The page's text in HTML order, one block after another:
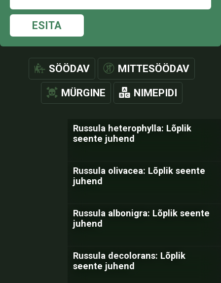
ESITA
SÖÖDAV MITTESÖÖDAV
MÜRGINE NIMEPIDI
Russula heterophylla: Lõplik
seente juhend
Russula olivacea: Lõplik seente
juhend
Russula albonigra: Lõplik seente
juhend
Russula decolorans: Lõplik
seente juhend